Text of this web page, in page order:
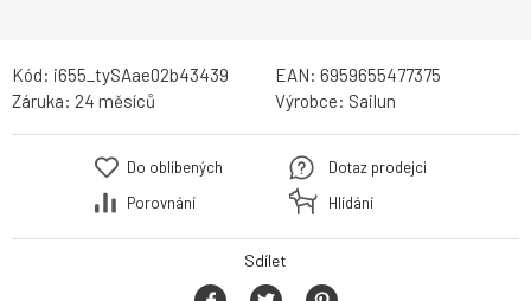
Kód: i655_tySAae02b43439 EAN: 6959655477375
Záruka: 24 měsíců Výrobce: Sailun
Do oblíbených
Porovnání
Dotaz prodejci
Hlídání
Sdílet